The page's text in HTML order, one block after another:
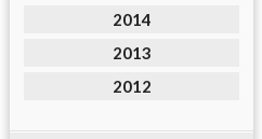
2014
2013
2012